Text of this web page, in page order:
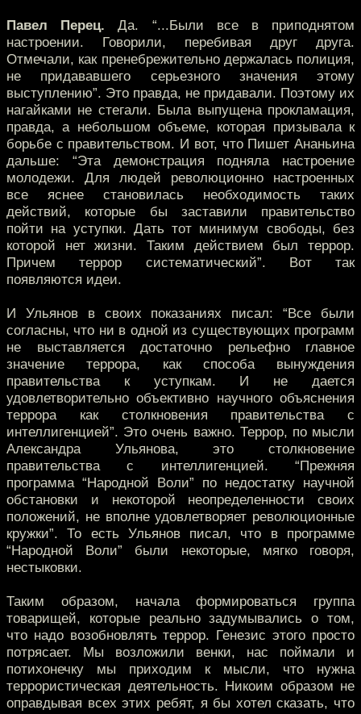
Павел Перец. Да. “...Были все в приподнятом
настроении. Говорили, перебивая друг друга.
Отмечали, как пренебрежительно держалась полиция,
не придававшего серьезного значения этому
выступлению”. Это правда, не придавали. Поэтому их
нагайками не стегали. Была выпущена прокламация,
правда, а небольшом объеме, которая призывала к
борьбе с правительством. И вот, что Пишет Ананьина
дальше: “Эта демонстрация подняла настроение
молодежи. Для людей революционно настроенных
все яснее становилась необходимость таких
действий, которые бы заставили правительство
пойти на уступки. Дать тот минимум свободы, без
которой нет жизни. Таким действием был террор.
Причем террор систематический”. Вот так
появляются идеи.
И Ульянов в своих показаниях писал: “Все были
согласны, что ни в одной из существующих программ
не выставляется достаточно рельефно главное
значение террора, как способа вынуждения
правительства к уступкам. И не дается
удовлетворительно объективно научного объяснения
террора как столкновения правительства с
интеллигенцией”. Это очень важно. Террор, по мысли
Александра Ульянова, это столкновение
правительства с интеллигенцией. “Прежняя
программа “Народной Воли” по недостатку научной
обстановки и некоторой неопределенности своих
положений, не вполне удовлетворяет революционные
кружки”. То есть Ульянов писал, что в программе
“Народной Воли” были некоторые, мягко говоря,
нестыковки.
Таким образом, начала формироваться группа
товарищей, которые реально задумывались о том,
что надо возобновлять террор. Генезис этого просто
потрясает. Мы возложили венки, нас поймали и
потихонечку мы приходим к мысли, что нужна
террористическая деятельность. Никоим образом не
оправдывая всех этих ребят, я бы хотел сказать, что